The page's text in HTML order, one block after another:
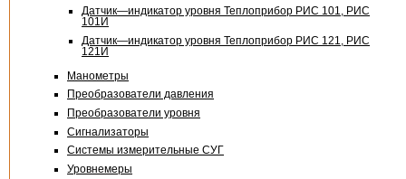
Датчик—индикатор уровня Теплоприбор РИС 101, РИС
101И
Датчик—индикатор уровня Теплоприбор РИС 121, РИС
121И
Манометры
Преобразователи давления
Преобразователи уровня
Сигнализаторы
Системы измерительные СУГ
Уровнемеры